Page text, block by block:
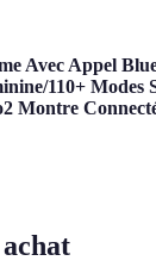
Avec Appel
110+ Modes
Montre